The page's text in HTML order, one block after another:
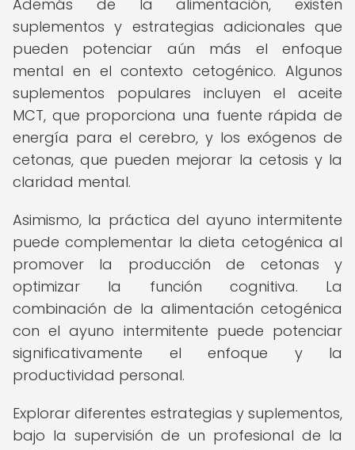
Además de la alimentación, existen
suplementos y estrategias adicionales que
pueden potenciar aún más el enfoque
mental en el contexto cetogénico. Algunos
suplementos populares incluyen el aceite
MCT, que proporciona una fuente rápida de
energía para el cerebro, y los exógenos de
cetonas, que pueden mejorar la cetosis y la
claridad mental.
Asimismo, la práctica del ayuno intermitente
puede complementar la dieta cetogénica al
promover la producción de cetonas y
optimizar la función cognitiva. La
combinación de la alimentación cetogénica
con el ayuno intermitente puede potenciar
significativamente el enfoque y la
productividad personal.
Explorar diferentes estrategias y suplementos,
bajo la supervisión de un profesional de la